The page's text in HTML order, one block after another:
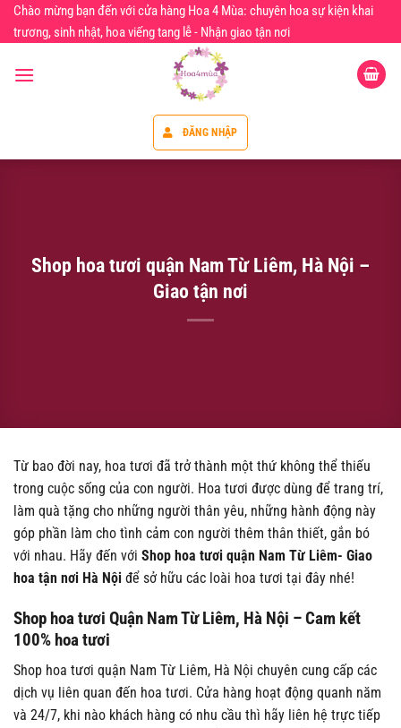
Chuyển
đến
dung
Chào mừng bạn đến với cửa hàng Hoa 4 Mùa: chuyên hoa sự kiện khai
trương, sinh nhật, hoa viếng tang lễ - Nhận giao tận nơi
ĐĂNG NHẬP
Shop hoa tươi quận Nam Từ Liêm, Hà Nội –
Giao tận nơi
Từ bao đời nay, hoa tươi đã trở thành một thứ không thể thiếu
trong cuộc sống của con người. Hoa tươi được dùng để trang trí,
làm quà tặng cho những người thân yêu, những hành động này
góp phần làm cho tình cảm con người thêm thân thiết, gắn bó
với nhau. Hãy đến với Shop hoa tươi quận Nam Từ Liêm- Giao
hoa tận nơi Hà Nội để sở hữu các loài hoa tươi tại đây nhé!
Shop hoa tươi Quận Nam Từ Liêm, Hà Nội – Cam kết
100% hoa tươi
Shop hoa tươi quận Nam Từ Liêm, Hà Nội chuyên cung cấp các
dịch vụ liên quan đến hoa tươi. Cửa hàng hoạt động quanh năm
và 24/7, khi nào khách hàng có nhu cầu thì hãy liên hệ trực tiếp